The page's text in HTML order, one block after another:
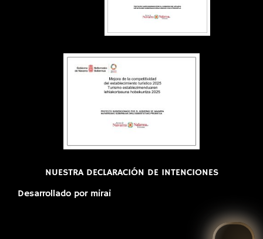
NUESTRA DECLARACIÓN DE INTENCIONES
Desarrollado por mirai